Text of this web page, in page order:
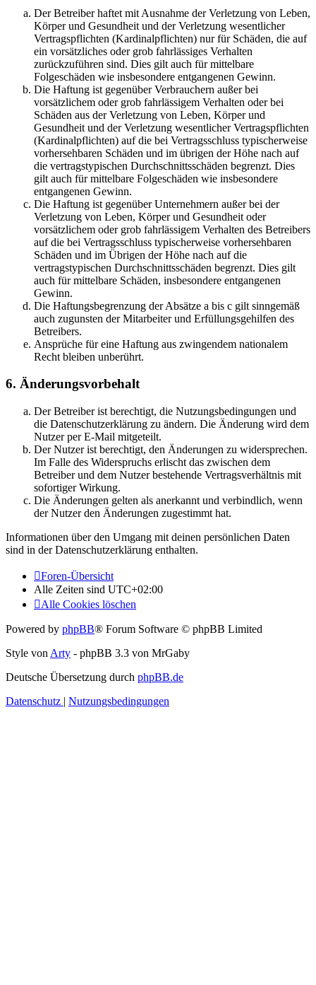
Der Betreiber haftet mit Ausnahme der Verletzung von Leben,
Körper und Gesundheit und der Verletzung wesentlicher
Vertragspflichten (Kardinalpflichten) nur für Schäden, die auf
ein vorsätzliches oder grob fahrlässiges Verhalten
zurückzuführen sind. Dies gilt auch für mittelbare
Folgeschäden wie insbesondere entgangenen Gewinn.
Die Haftung ist gegenüber Verbrauchern außer bei
vorsätzlichem oder grob fahrlässigem Verhalten oder bei
Schäden aus der Verletzung von Leben, Körper und
Gesundheit und der Verletzung wesentlicher Vertragspflichten
(Kardinalpflichten) auf die bei Vertragsschluss typischerweise
vorhersehbaren Schäden und im übrigen der Höhe nach auf
die vertragstypischen Durchschnittsschäden begrenzt. Dies
gilt auch für mittelbare Folgeschäden wie insbesondere
entgangenen Gewinn.
Die Haftung ist gegenüber Unternehmern außer bei der
Verletzung von Leben, Körper und Gesundheit oder
vorsätzlichem oder grob fahrlässigem Verhalten des Betreibers
auf die bei Vertragsschluss typischerweise vorhersehbaren
Schäden und im Übrigen der Höhe nach auf die
vertragstypischen Durchschnittsschäden begrenzt. Dies gilt
auch für mittelbare Schäden, insbesondere entgangenen
Gewinn.
Die Haftungsbegrenzung der Absätze a bis c gilt sinngemäß
auch zugunsten der Mitarbeiter und Erfüllungsgehilfen des
Betreibers.
Ansprüche für eine Haftung aus zwingendem nationalem
Recht bleiben unberührt.
6. Änderungsvorbehalt
Der Betreiber ist berechtigt, die Nutzungsbedingungen und
die Datenschutzerklärung zu ändern. Die Änderung wird dem
Nutzer per E-Mail mitgeteilt.
Der Nutzer ist berechtigt, den Änderungen zu widersprechen.
Im Falle des Widerspruchs erlischt das zwischen dem
Betreiber und dem Nutzer bestehende Vertragsverhältnis mit
sofortiger Wirkung.
Die Änderungen gelten als anerkannt und verbindlich, wenn
der Nutzer den Änderungen zugestimmt hat.
Informationen über den Umgang mit deinen persönlichen Daten
sind in der Datenschutzerklärung enthalten.
Foren-Übersicht
Alle Zeiten sind UTC+02:00
Alle Cookies löschen
Powered by phpBB® Forum Software © phpBB Limited
Style von Arty - phpBB 3.3 von MrGaby
Deutsche Übersetzung durch phpBB.de
Datenschutz | Nutzungsbedingungen